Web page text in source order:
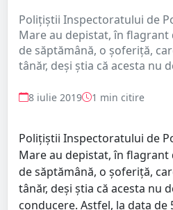
Polițiștii Inspectoratului de
Mare au depistat, în flagrant
de săptămână, o șoferiță,
tânăr, deși știa că acesta nu
8 iulie 2019 1 min citire
Polițiștii Inspectoratului de
Mare au depistat, în flagrant
de săptămână, o șoferiță,
tânăr, deși știa că acesta nu
conducere. Astfel, la data de